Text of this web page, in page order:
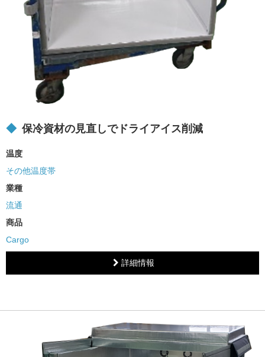
保冷資材の見直しでドライアイス削減
温度
その他温度帯
業種
流通
商品
Cargo
詳細情報